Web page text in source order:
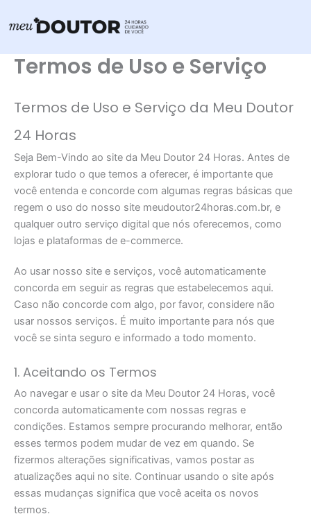
para
conteúdo
Termos de Uso e Serviço
Termos de Uso e Serviço da Meu Doutor
24 Horas
Seja Bem-Vindo ao site da Meu Doutor 24 Horas. Antes de
explorar tudo o que temos a oferecer, é importante que
você entenda e concorde com algumas regras básicas que
regem o uso do nosso site meudoutor24horas.com.br, e
qualquer outro serviço digital que nós oferecemos, como
lojas e plataformas de e-commerce.
Ao usar nosso site e serviços, você automaticamente
concorda em seguir as regras que estabelecemos aqui.
Caso não concorde com algo, por favor, considere não
usar nossos serviços. É muito importante para nós que
você se sinta seguro e informado a todo momento.
1. Aceitando os Termos
Ao navegar e usar o site da Meu Doutor 24 Horas, você
concorda automaticamente com nossas regras e
condições. Estamos sempre procurando melhorar, então
esses termos podem mudar de vez em quando. Se
fizermos alterações significativas, vamos postar as
atualizações aqui no site. Continuar usando o site após
essas mudanças significa que você aceita os novos
termos.